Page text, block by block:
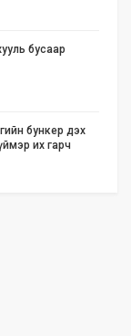
бусаар
бункер дэх
их гарч